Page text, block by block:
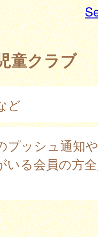
童クラブ
ど
プッシュ通知
いる会員の方